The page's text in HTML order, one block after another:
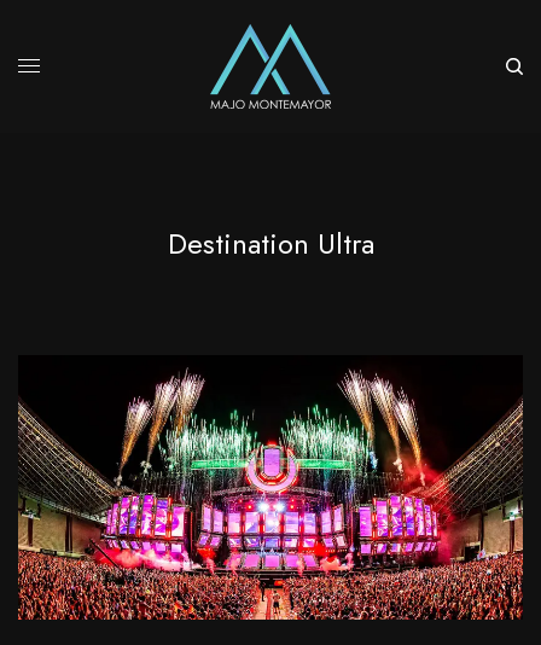
Destination Ultra